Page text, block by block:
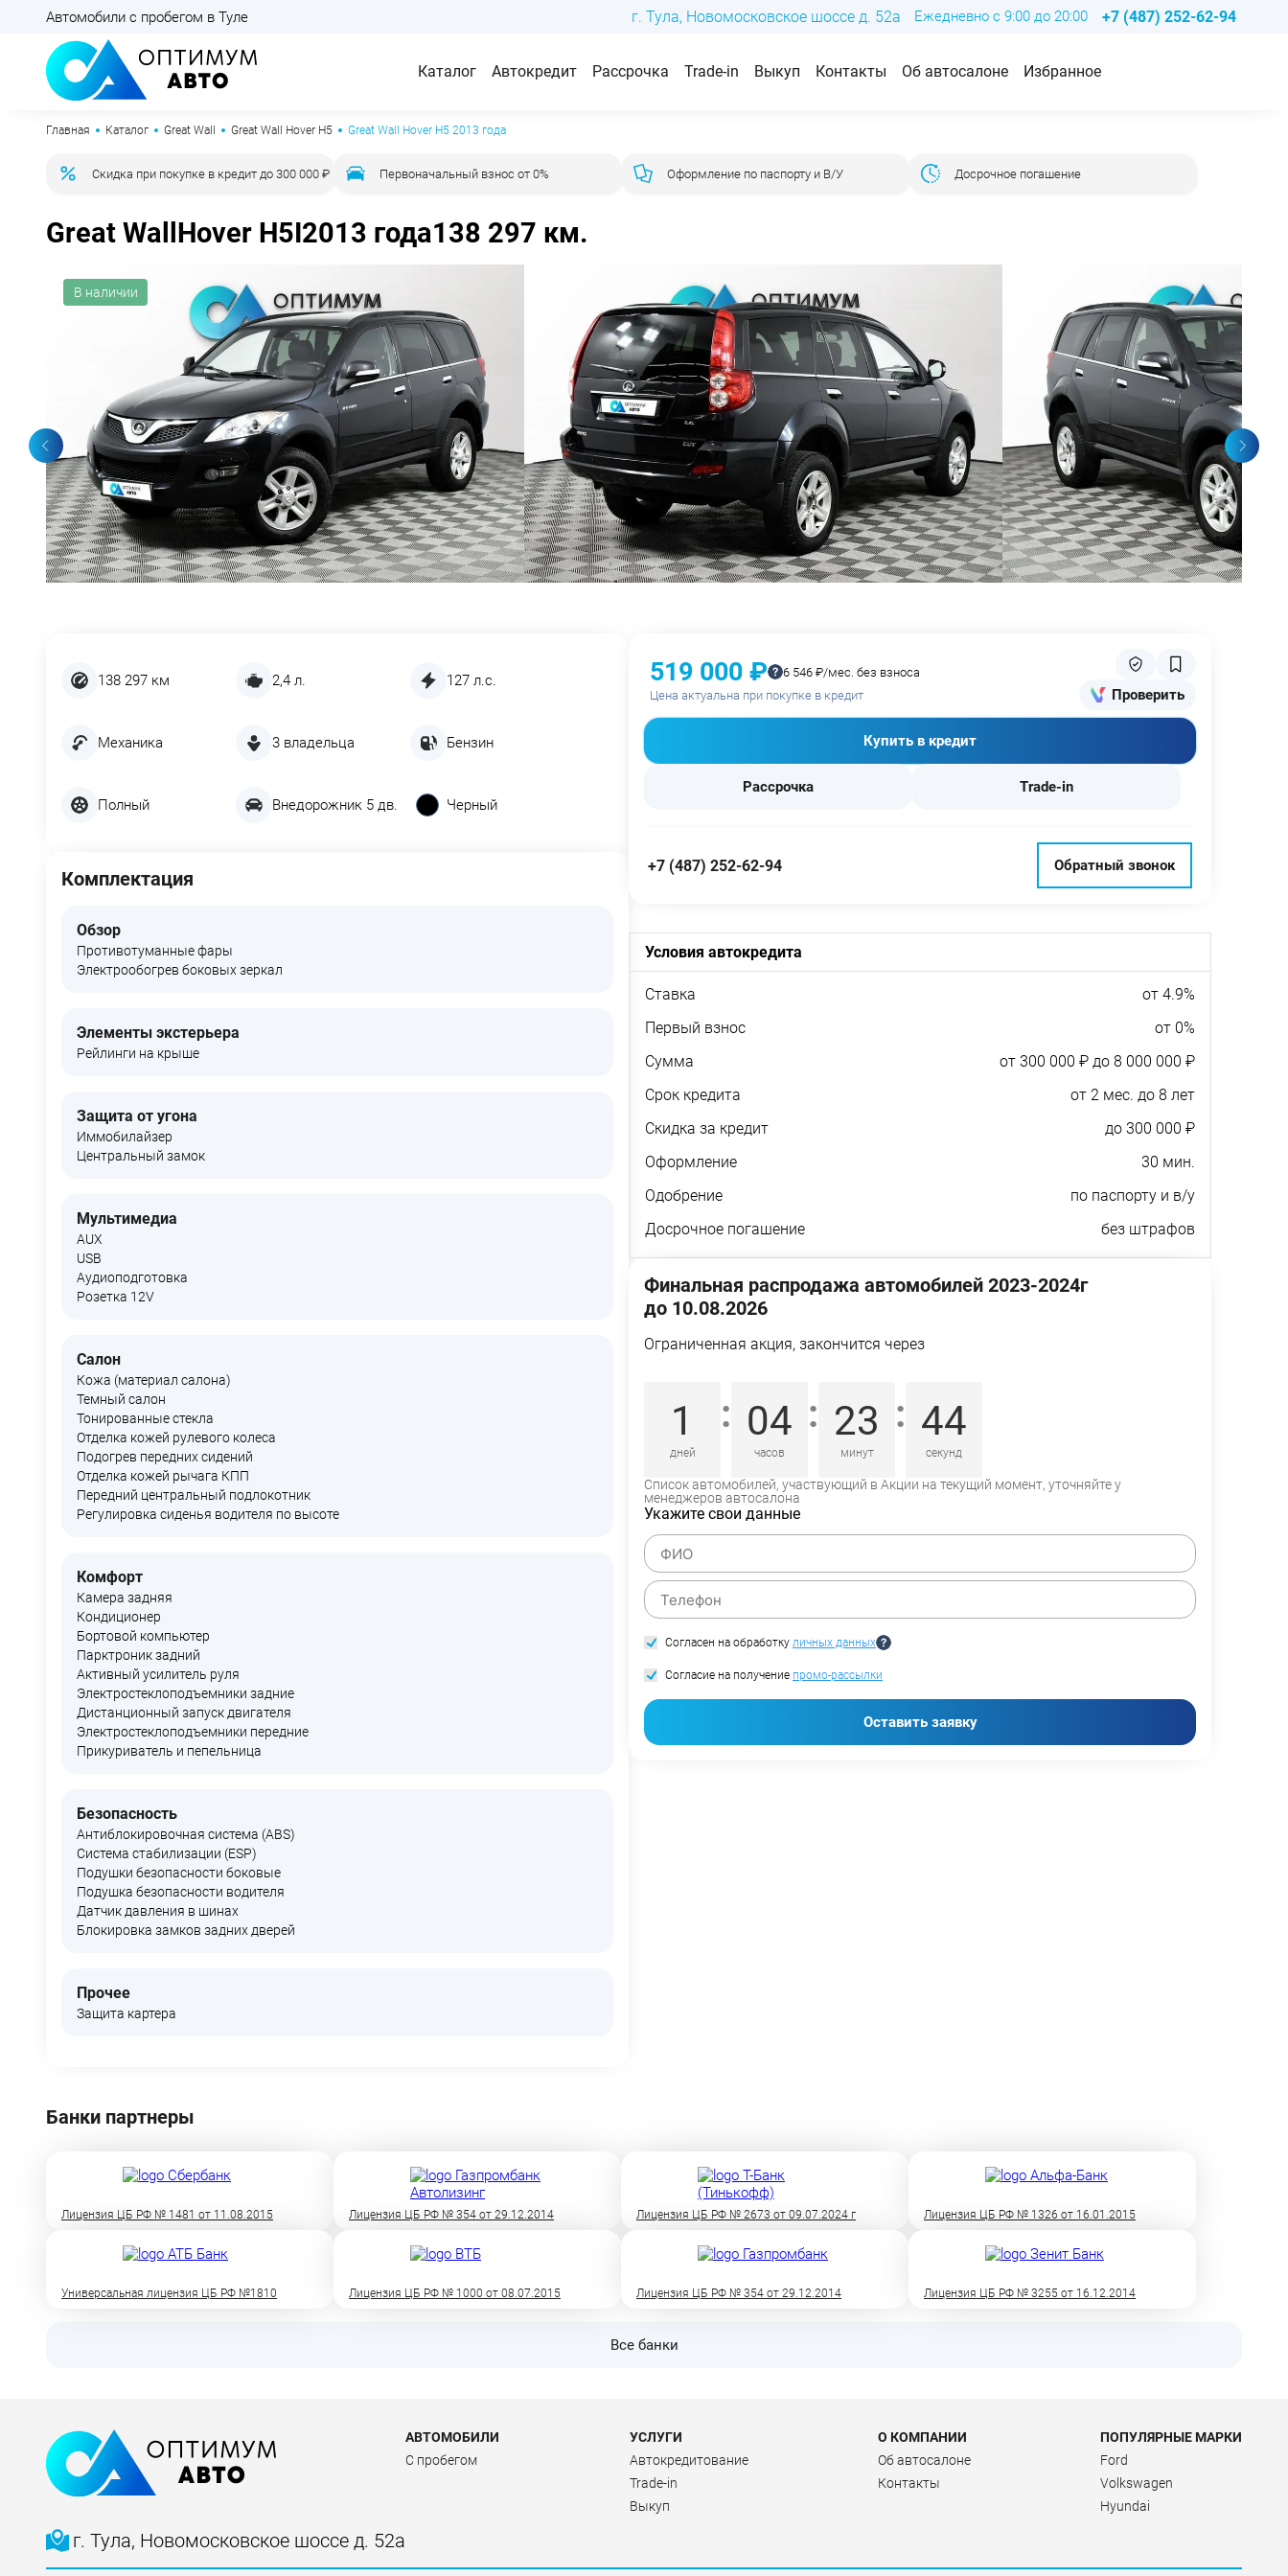
Автомобили с пробегом в Туле г. Тула, Новомосковское шоссе д. 52а Ежедневно с 9:00 до 20:00 +7 (487) 252-62-94
Каталог Автокредит Рассрочка Trade-in Выкуп Контакты Об автосалоне Избранное
Главная Каталог Great Wall Great Wall Hover H5 Great Wall Hover H5 2013 года
Скидка при покупке в кредит до 300 000 ₽ Первоначальный взнос от 0% Оформление по паспорту и В/У Досрочное погашение
Great Wall Hover H5I2013 года138 297 км.
В наличии
138 297 км 2,4 л. 127 л.с.
Механика 3 владельца Бензин
Полный Внедорожник 5 дв. Черный
Комплектация
Обзор
Противотуманные фары
Электрообогрев боковых зеркал
Элементы экстерьера
Рейлинги на крыше
Защита от угона
Иммобилайзер
Центральный замок
Мультимедиа
AUX
USB
Аудиоподготовка
Розетка 12V
Салон
Кожа (материал салона)
Темный салон
Тонированные стекла
Отделка кожей рулевого колеса
Подогрев передних сидений
Отделка кожей рычага КПП
Передний центральный подлокотник
Регулировка сиденья водителя по высоте
Комфорт
Камера задняя
Кондиционер
Бортовой компьютер
Парктроник задний
Активный усилитель руля
Электростеклоподъемники задние
Дистанционный запуск двигателя
Электростеклоподъемники передние
Прикуриватель и пепельница
Безопасность
Антиблокировочная система (ABS)
Система стабилизации (ESP)
Подушки безопасности боковые
Подушка безопасности водителя
Датчик давления в шинах
Блокировка замков задних дверей
Прочее
Защита картера
519 000 ₽
6 546 ₽/мес. без взноса
Цена актуальна при покупке в кредит
Проверить
Купить в кредит
Рассрочка Trade-in
+7 (487) 252-62-94 Обратный звонок
Условия автокредита
Ставка
от 4.9%
Первый взнос
от 0%
Сумма
от 300 000 ₽ до 8 000 000 ₽
Срок кредита
от 2 мес. до 8 лет
Скидка за кредит
до 300 000 ₽
Оформление
30 мин.
Одобрение
по паспорту и в/у
Досрочное погашение
без штрафов
Финальная распродажа автомобилей 2023-2024г
до 10.08.2026
Ограниченная акция, закончится через
1
дней
: 04
часов
: 23
минут
: 43
секунд
Список автомобилей, участвующий в Акции на текущий момент, уточняйте у
менеджеров автосалона
Укажите свои данные
Согласен на обработку личных данных
Согласие на получение промо-рассылки
Оставить заявку
Банки партнеры
Лицензия ЦБ РФ № 1481 от 11.08.2015 Лицензия ЦБ РФ № 354 от 29.12.2014 Лицензия ЦБ РФ № 2673 от 09.07.2024 г Лицензия ЦБ РФ № 1326 от 16.01.2015
Универсальная лицензия ЦБ РФ №1810 Лицензия ЦБ РФ № 1000 от 08.07.2015 Лицензия ЦБ РФ № 354 от 29.12.2014 Лицензия ЦБ РФ № 3255 от 16.12.2014
Все банки
АВТОМОБИЛИ
C пробегом
УСЛУГИ
Автокредитование
Trade-in
Выкуп
О КОМПАНИИ
Об автосалоне
Контакты
ПОПУЛЯРНЫЕ МАРКИ
Ford
Volkswagen
Hyundai
г. Тула, Новомосковское шоссе д. 52а